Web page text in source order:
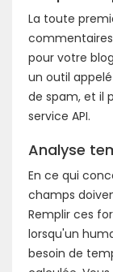
La toute
pour votre
un outil
de spam, et il
service API.
Analyse
En ce qui
champs
Remplir ces
lorsqu'un
besoin de